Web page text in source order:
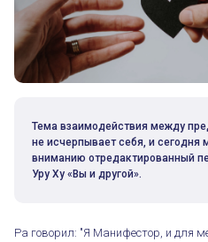
Тема взаимодействия между
не исчерпывает себя, и
вниманию отредактированный
Уру Ху «Вы и другой».
Ра говорил: "Я Манифестор, и для